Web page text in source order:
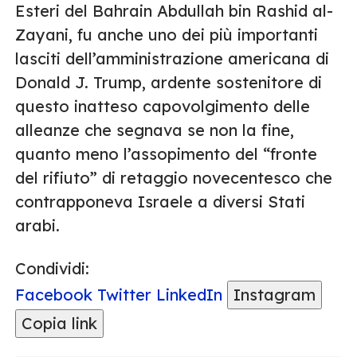
Esteri del Bahrain Abdullah bin Rashid al-
Zayani, fu anche uno dei più importanti
lasciti dell’amministrazione americana di
Donald J. Trump, ardente sostenitore di
questo inatteso capovolgimento delle
alleanze che segnava se non la fine,
quanto meno l’assopimento del “fronte
del rifiuto” di retaggio novecentesco che
contrapponeva Israele a diversi Stati
arabi.
Condividi:
Facebook Twitter LinkedIn
Instagram
Copia link